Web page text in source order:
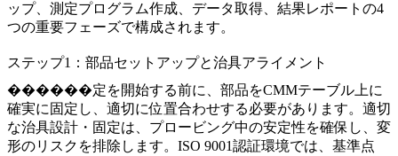
ップ、測定プログラム作成、データ取得、結果レポートの4
つの重要フェーズで構成されます。
ステップ1：部品セットアップと治具アライメント
������定を開始する前に、部品をCMMテーブル上に
確実に固定し、適切に位置合わせする必要があります。適切
な治具設計・固定は、プロービング中の安定性を確保し、変
形のリスクを排除します。ISO 9001認証環境では、基準点